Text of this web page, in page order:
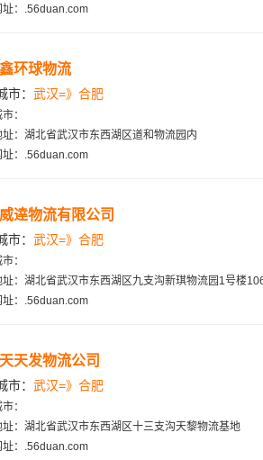
址：.56duan.com
环球物流
市： 武汉=》合肥
：
址：湖北省武汉市东西湖区道和物流园内
址：.56duan.com
逹物流有限公司
市： 武汉=》合肥
：
址：湖北省武汉市东西湖区九支沟新琪物流园1号楼
址：.56duan.com
天发物流公司
市： 武汉=》合肥
：
址：湖北省武汉市东西湖区十三支沟天黎物流基地
址：.56duan.com